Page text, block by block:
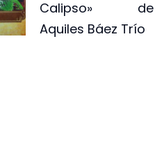
Calipso» de
Aquiles Báez Trío